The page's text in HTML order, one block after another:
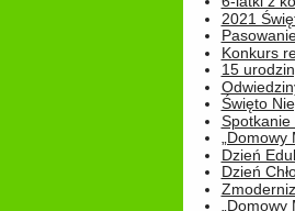
2021
Konkurs
15
Święto
Spotkanie
Dzień
Dzień